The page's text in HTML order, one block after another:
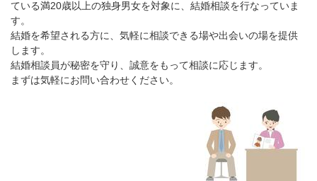
ている満20歳以上の独身男女を対象に、結婚相談を行なっていま
す。
結婚を希望される方に、気軽に相談できる場や出会いの場を提供
します。
結婚相談員が秘密を守り、誠意をもって相談に応じます。
まずは気軽にお問い合わせください。